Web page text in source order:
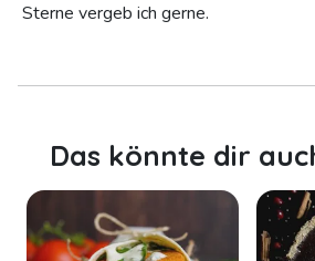
Sterne vergeb ich gerne.
Das könnte dir